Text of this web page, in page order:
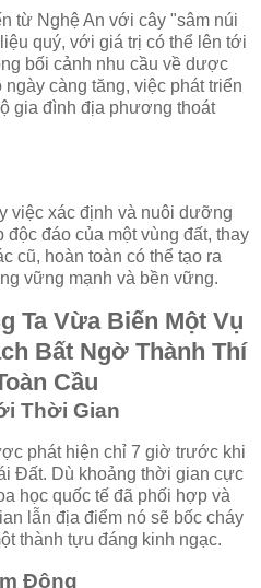
từ Nghệ An với cây "sâm núi
quý, với giá trị có thể lên tới
bối cảnh nhu cầu về dược
càng tăng, việc phát triển
gia đình địa phương thoát
việc xác định và nuôi dưỡng
đáo của một vùng đất, thay
cũ, hoàn toàn có thể tạo ra
vững mạnh và bền vững.
Ta Vừa Biến Một Vụ
Bất Ngờ Thành Thí
Cầu
Thời Gian
phát hiện chỉ 7 giờ trước khi
Đất. Dù khoảng thời gian cực
học quốc tế đã phối hợp và
lẫn địa điểm nó sẽ bốc cháy
thành tựu đáng kinh ngạc.
Đông